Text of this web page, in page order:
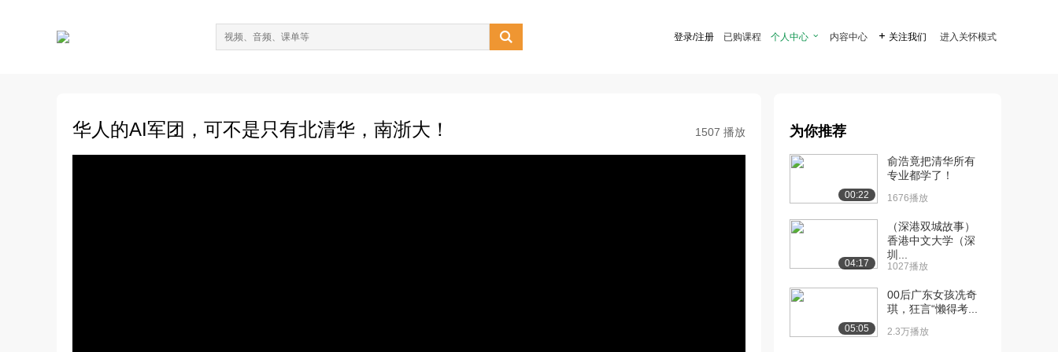
 登录/注册 已购课程 个人中心  内容中心  关注我们 进入关怀模式
华人的AI军团，可不是只有北清华，南浙大！ 1507 播放 为你推荐
00:22
俞浩竟把清华所有
专业都学了！
1676播放
04:17
（深港双城故事）
香港中文大学（深
圳...
1027播放
05:05
00后广东女孩冼奇
琪，狂言“懒得考...
2.3万播放